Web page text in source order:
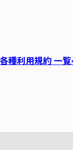
各種利用規約 一